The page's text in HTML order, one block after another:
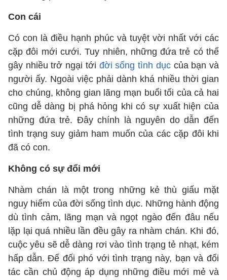
Con cái
Có con là điều hạnh phúc và tuyệt vời nhất với các
cặp đôi mới cưới. Tuy nhiên, những đứa trẻ có thể
gây nhiều trở ngại tới đời sống tình dụccủa bạn và
người ấy. Ngoài việc phải dành khá nhiều thời gian
cho chúng, không gian lãng mạn buổi tối của cả hai
cũng dễ dàng bị phá hỏng khi có sự xuất hiện của
những đứa trẻ. Đây chính là nguyên do dẫn đến
tình trạng suy giảm ham muốn của các cặp đôi khi
đã có con.
Không có sự đổi mới
Nhàm chán là một trong những kẻ thù giấu mặt
nguy hiểm của đời sống tình dục. Những hành động
dù tình cảm, lãng mạn và ngọt ngào đến đâu nếu
lặp lại quá nhiều lần đều gây ra nhàm chán. Khi đó,
cuộc yêu sẽ dễ dàng rơi vào tình trạng tẻ nhạt, kém
hấp dẫn. Để đối phó với tình trạng này, bạn và đối
tác cần chủ động áp dụng những điều mới mẻ và